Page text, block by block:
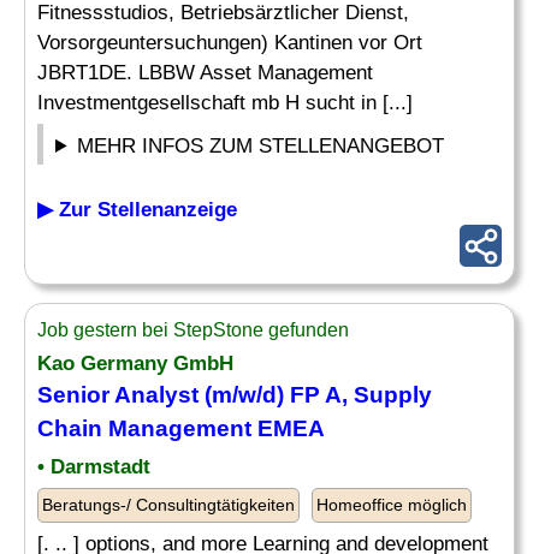
Fitnessstudios, Betriebsärztlicher Dienst,
Vorsorgeuntersuchungen) Kantinen vor Ort
JBRT1DE. LBBW Asset Management
Investmentgesellschaft mb H sucht in [...]
MEHR INFOS ZUM STELLENANGEBOT
▶ Zur Stellenanzeige
Job gestern bei StepStone gefunden
Kao Germany GmbH
SeniorAnalyst (m/w/d) FP A, Supply
Chain Management EMEA
• Darmstadt
Beratungs-/ Consultingtätigkeiten Homeoffice möglich
[. .. ] options, and more Learning and development